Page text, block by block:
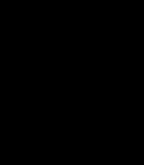
dni
dni